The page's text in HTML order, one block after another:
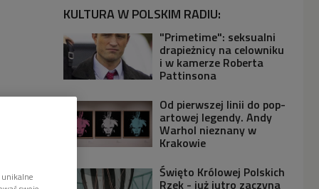
KULTURA W POLSKIM RADIU:
"Primetime": seksualni
drapieżnicy na celowniku
i w kamerze Roberta
Pattinsona
Od pierwszej linii do pop-
artowej legendy. Andy
Warhol nieznany w
Krakowie
Święto Królowej Polskich
Rzek - już jutro zaczyna